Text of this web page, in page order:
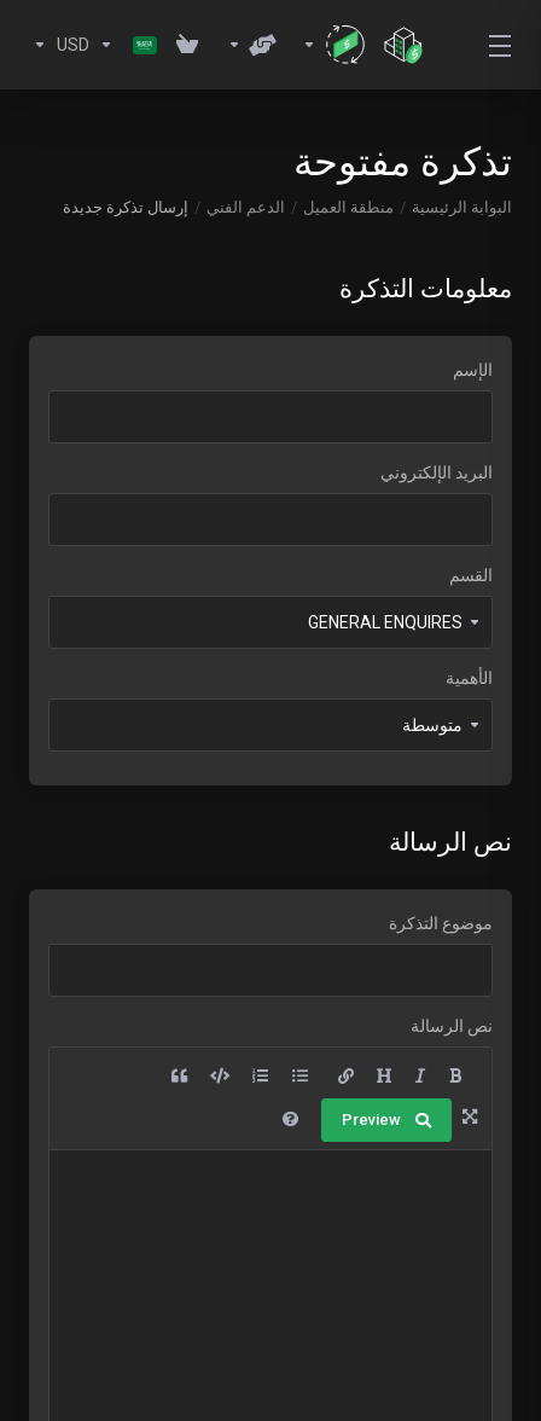
USD
تذكرة مفتوحة
البوابة الرئيسية منطقة العميل الدعم الفني إرسال تذكرة جديدة
معلومات التذكرة
الإسم
البريد الإلكتروني
القسم
الأهمية
نص الرسالة
موضوع التذكرة
نص الرسالة
Preview